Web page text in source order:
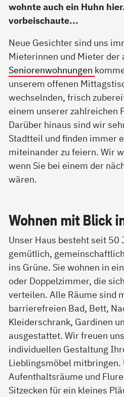
wohnte auch ein Huhn
vorbeischaute...
Neue Gesichter sind uns
Mieterinnen und Mieter der
Seniorenwohnungen
unserem offenen
wechselnden, frisch
einem unserer zahlreichen
Darüber hinaus sind wir
Stadtteil und finden immer
miteinander zu feiern. Wir
wenn Sie bei einem der
wären.
Woh­nen mit Blick
Unser Haus besteht seit 50
gemütlich,
ins Grüne. Sie wohnen in
oder Doppelzimmer, die
verteilen. Alle Räume sind
barrierefreien Bad, Bett,
Kleiderschrank, Gardinen
ausgestattet. Wir freuen
individuellen Gestaltung
Lieblingsmöbel mitbringen.
Aufenthaltsräume und
Sitzecken für ein kleines